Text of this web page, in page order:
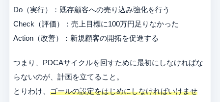
Do（実行）：既存顧客への売り込み強化を行う
Check（評価）：売上目標に100万円足りなかった
Action（改善）：新規顧客の開拓を促進する
つまり、PDCAサイクルを回すために最初にしなければな
らないのが、計画を立てること。
とりわけ、 ゴールの設定をはじめにしなければいけませ